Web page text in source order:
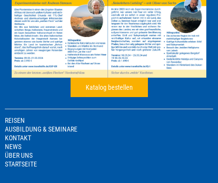
Katalog bestellen
REISEN
AUSBILDUNG & SEMINARE
KONTAKT
NEWS
ÜBER UNS
STARTSEITE